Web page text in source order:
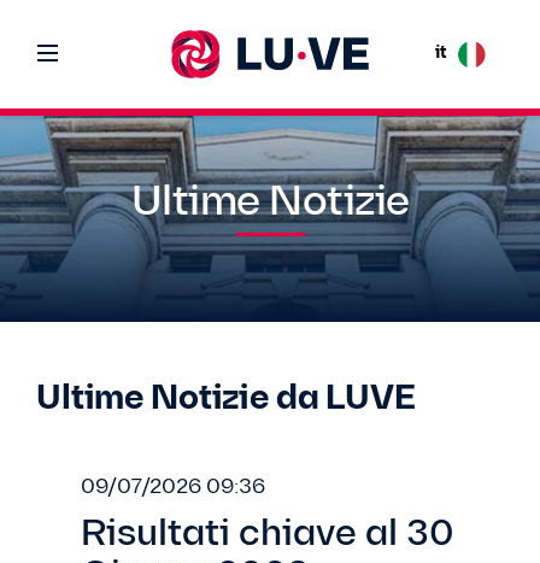
it
Ultime Notizie
Ultime Notizie da LUVE
09/07/2026 09:36
Risultati chiave al 30